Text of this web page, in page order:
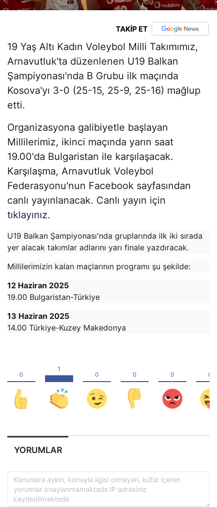
TAKİP ET
19 Yaş Altı Kadın Voleybol Milli Takımımız,
Arnavutluk'ta düzenlenen U19 Balkan
Şampiyonası'nda B Grubu ilk maçında
Kosova'yı 3-0 (25-15, 25-9, 25-16) mağlup
etti.
Organizasyona galibiyetle başlayan
Millilerimiz, ikinci maçında yarın saat
19.00'da Bulgaristan ile karşılaşacak.
Karşılaşma, Arnavutluk Voleybol
Federasyonu'nun Facebook sayfasından
canlı yayınlanacak. Canlı yayın için
tıklayınız.
U19 Balkan Şampiyonası'nda gruplarında ilk iki sırada
yer alacak takımlar adlarını yarı finale yazdıracak.
Millilerimizin kalan maçlarının programı şu şekilde:
12 Haziran 2025
19.00 Bulgaristan-Türkiye
13 Haziran 2025
14.00 Türkiye-Kuzey Makedonya
YORUMLAR